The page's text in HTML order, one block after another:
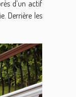
d’un actif
Derrière les